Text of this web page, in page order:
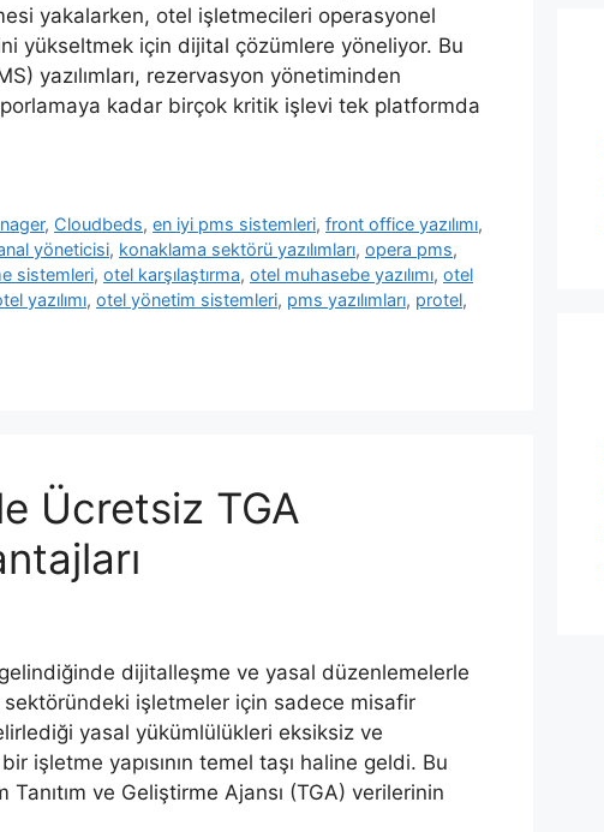
yakalarken, otel işletmecileri operasyonel
yükseltmek için dijital çözümlere yöneliyor. Bu
yazılımları, rezervasyon yönetiminden
kadar birçok kritik işlevi tek platformda
, Cloudbeds,en iyi pms sistemleri,front office yazılımı,
yöneticisi, konaklama sektörü yazılımları, opera pms,
sistemleri, otel karşılaştırma, otel muhasebe yazılımı, otel
yazılımı, otel yönetim sistemleri, pms yazılımları, protel,
Ücretsiz TGA
dijitalleşme ve yasal düzenlemelerle
işletmeler için sadece misafir
yasal yükümlülükleri eksiksiz ve
işletme yapısının temel taşı haline geldi. Bu
ve Geliştirme Ajansı (TGA) verilerinin